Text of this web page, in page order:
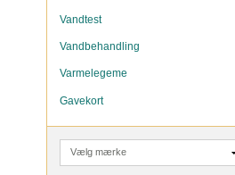
Vandtest
Vandbehandling
Varmelegeme
Gavekort